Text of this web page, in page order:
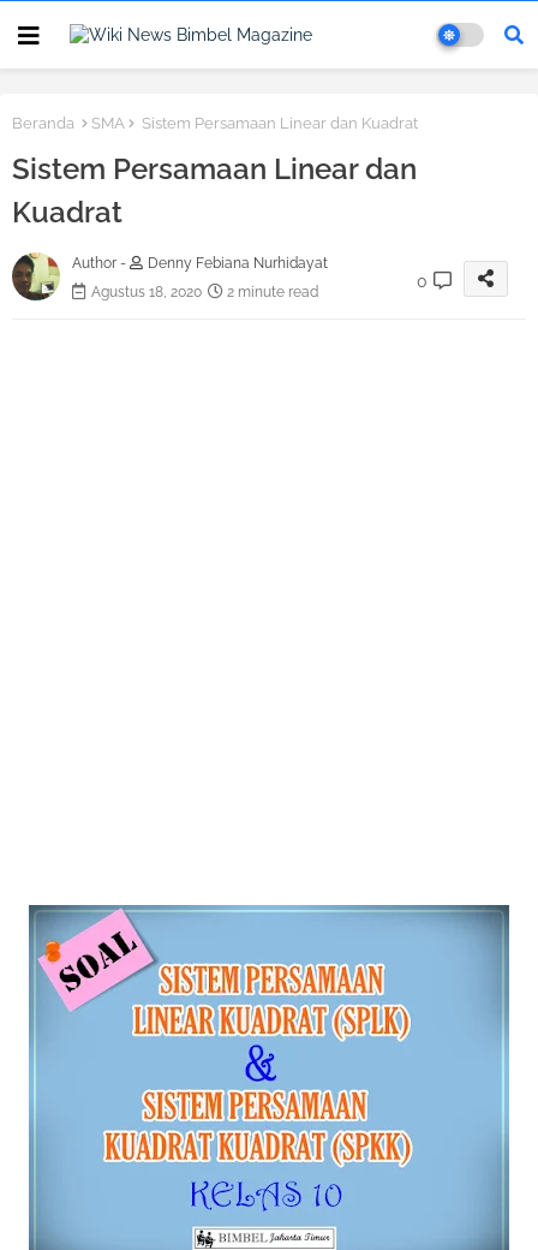
Beranda SMA Sistem Persamaan Linear dan Kuadrat
Sistem Persamaan Linear dan
Kuadrat
Author -
Denny Febiana Nurhidayat
Agustus 18, 2020
2 minute read
0